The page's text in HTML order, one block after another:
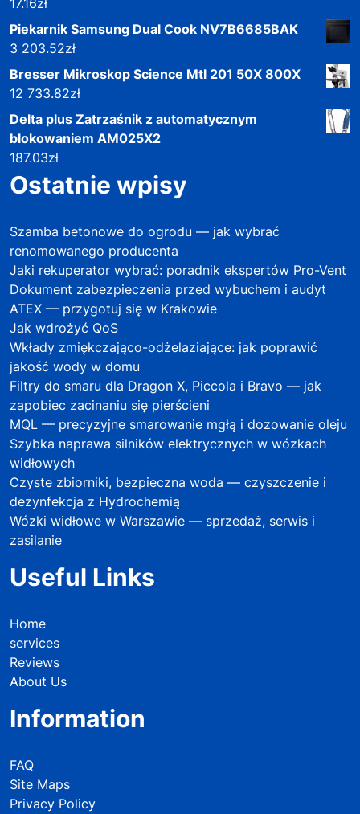
Piekarnik Samsung Dual Cook NV7B6685BAK
3 203.52zł
Bresser Mikroskop Science Mtl 201 50X 800X
12 733.82zł
Delta plus Zatrzaśnik z automatycznym
blokowaniem AM025X2
187.03zł
Ostatnie wpisy
Szamba betonowe do ogrodu — jak wybrać
renomowanego producenta
Jaki rekuperator wybrać: poradnik ekspertów Pro-Vent
Dokument zabezpieczenia przed wybuchem i audyt
ATEX — przygotuj się w Krakowie
Jak wdrożyć QoS
Wkłady zmiękczająco-odżelaziające: jak poprawić
jakość wody w domu
Filtry do smaru dla Dragon X, Piccola i Bravo — jak
zapobiec zacinaniu się pierścieni
MQL — precyzyjne smarowanie mgłą i dozowanie oleju
Szybka naprawa silników elektrycznych w wózkach
widłowych
Czyste zbiorniki, bezpieczna woda — czyszczenie i
dezynfekcja z Hydrochemią
Wózki widłowe w Warszawie — sprzedaż, serwis i
zasilanie
Useful Links
Home
services
Reviews
About Us
Information
FAQ
Site Maps
Privacy Policy